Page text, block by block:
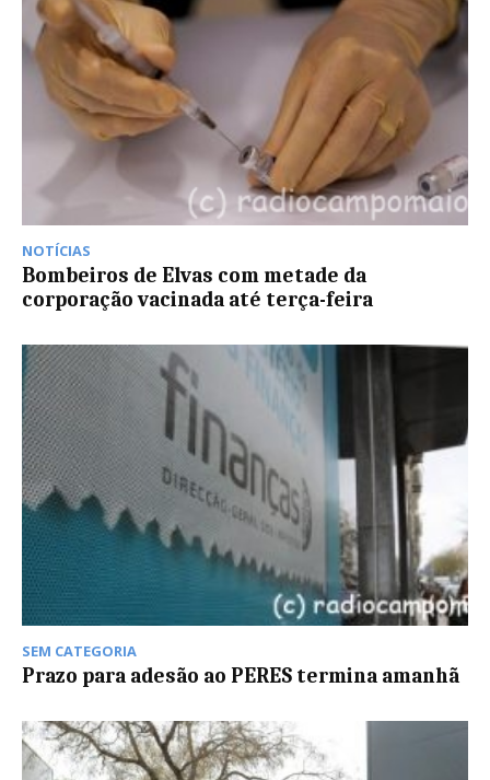
NOTÍCIAS
Bombeiros de Elvas com metade da
corporação vacinada até terça-feira
SEM CATEGORIA
Prazo para adesão ao PERES termina amanhã